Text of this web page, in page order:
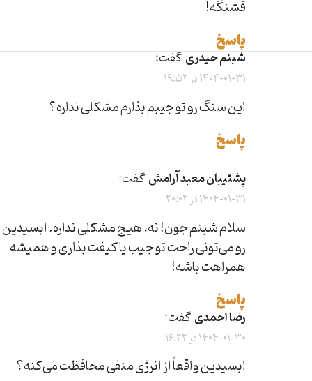
قشنگه!
پاسخ
شبنم حیدریگفت:
1404-01-31 در 19:52
این سنگ رو تو جیبم بذارم مشکلی نداره؟
پاسخ
پشتیبان معبد آرامشگفت:
1404-01-31 در 20:02
سلام شبنم جون! نه، هیچ مشکلی نداره. ابسیدین
رو می‌تونی راحت تو جیب یا کیفت بذاری و همیشه
همراهت باشه!
پاسخ
رضا احمدیگفت:
1404-01-30 در 16:22
ابسیدین واقعاً از انرژی منفی محافظت می‌کنه؟